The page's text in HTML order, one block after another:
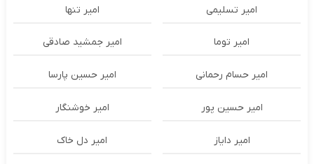
امیر تسلیمی امیر تنها
امیر توما امیر جمشید صادقی
امیر حسام رحمانی امیر حسین پارسا
امیر حسین پور امیر خوشنگار
امیر دایاز امیر دل خاک